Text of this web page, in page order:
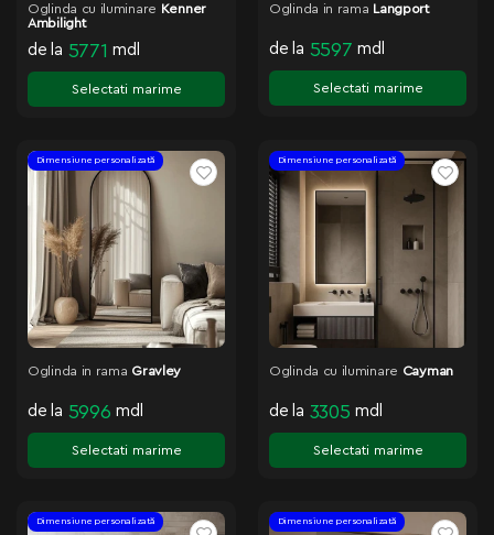
Oglinda cu iluminare Kenner
Ambilight
de la 5771 mdl
Selectati marime
Oglinda in rama Langport
de la 5597 mdl
Selectati marime
Dimensiune personalizată
Oglinda in rama Gravley
de la 5996 mdl
Selectati marime
Dimensiune personalizată
Oglinda cu iluminare Cayman
de la 3305 mdl
Selectati marime
Dimensiune personalizată Dimensiune personalizată